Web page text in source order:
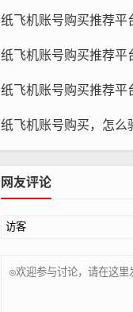
纸飞机账号购买推荐平台多久
纸飞机账号购买推荐平台在哪
纸飞机账号购买推荐平台哪个好
纸飞机账号购买，怎么验
网友评论